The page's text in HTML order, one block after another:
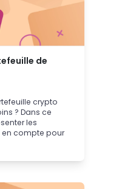
de
crypto
? Dans ce
les
en compte pour